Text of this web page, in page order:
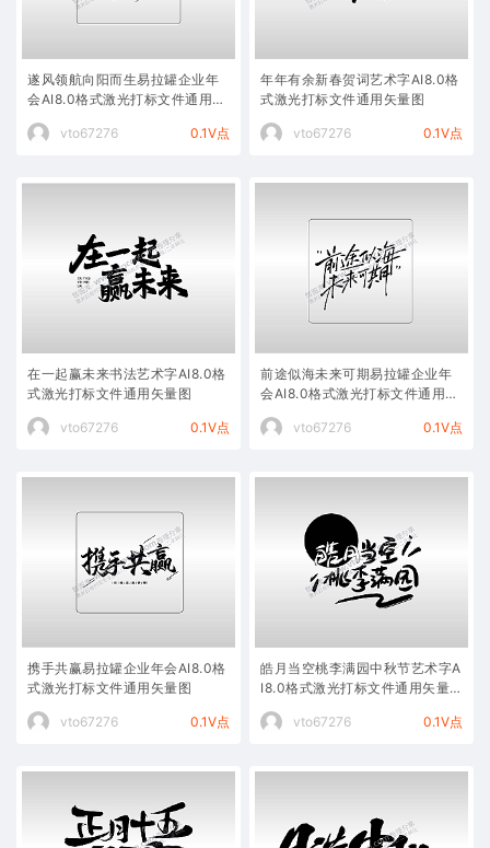
遂风领航向阳而生易拉罐企业年
会AI8.0格式激光打标文件通用矢
量图
vto67276
0.1V点
年年有余新春贺词艺术字AI8.0格
式激光打标文件通用矢量图
vto67276 0.1V点
在一起赢未来书法艺术字AI8.0格
式激光打标文件通用矢量图
vto67276 0.1V点
前途似海未来可期易拉罐企业年
会AI8.0格式激光打标文件通用矢
量图
vto67276
0.1V点
携手共赢易拉罐企业年会AI8.0格
式激光打标文件通用矢量图
vto67276 0.1V点
皓月当空桃李满园中秋节艺术字A
I8.0格式激光打标文件通用矢量
图
vto67276
0.1V点